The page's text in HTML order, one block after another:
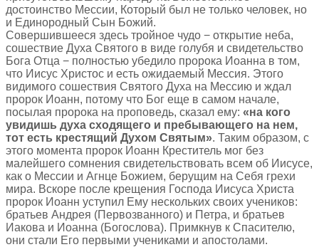
достоинство Мессии, Который был не только человек, но
и Единородный Сын Божий.
Совершившееся здесь тройное чудо − открытие неба,
сошествие Духа Святого в виде голубя и свидетельство
Бога Отца − полностью убедило пророка Иоанна в том,
что Иисус Христос и есть ожидаемый Мессия. Этого
видимого сошествия Святого Духа на Мессию и ждал
пророк Иоанн, потому что Бог еще в самом начале,
посылая пророка на проповедь, сказал ему: «на кого
увидишь духа сходящего и пребывающего на нем,
тот есть крестящий Духом Святым». Таким образом, с
этого момента пророк Иоанн Креститель мог без
малейшего сомнения свидетельствовать всем об Иисусе,
как о Мессии и Агнце Божием, берущим на Себя грехи
мира. Вскоре после крещения Господа Иисуса Христа
пророк Иоанн уступил Ему нескольких своих учеников:
братьев Андрея (Первозванного) и Петра, и братьев
Иакова и Иоанна (Богослова). Примкнув к Спасителю,
они стали Его первыми учениками и апостолами.